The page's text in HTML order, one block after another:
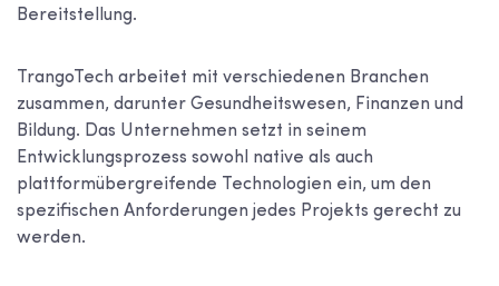
Bereitstellung.
TrangoTech arbeitet mit verschiedenen Branchen
zusammen, darunter Gesundheitswesen, Finanzen und
Bildung. Das Unternehmen setzt in seinem
Entwicklungsprozess sowohl native als auch
plattformübergreifende Technologien ein, um den
spezifischen Anforderungen jedes Projekts gerecht zu
werden.